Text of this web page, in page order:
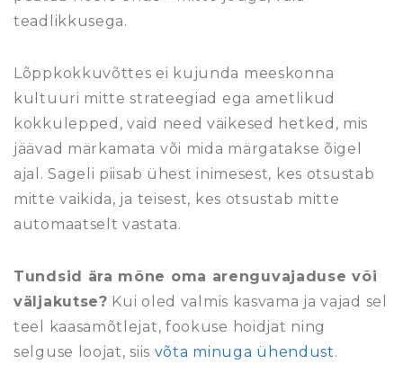
teadlikkusega.
Lõppkokkuvõttes ei kujunda meeskonna
kultuuri mitte strateegiad ega ametlikud
kokkulepped, vaid need väikesed hetked, mis
jäävad märkamata või mida märgatakse õigel
ajal. Sageli piisab ühest inimesest, kes otsustab
mitte vaikida, ja teisest, kes otsustab mitte
automaatselt vastata.
Tundsid ära mõne oma arenguvajaduse või
väljakutse? Kui oled valmis kasvama ja vajad sel
teel kaasamõtlejat, fookuse hoidjat ning
selguse loojat, siis võta minuga ühendust.